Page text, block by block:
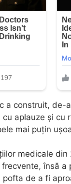
a construit, de-
aplauze și cu
mai puțin
medicale
însă a
de a fi